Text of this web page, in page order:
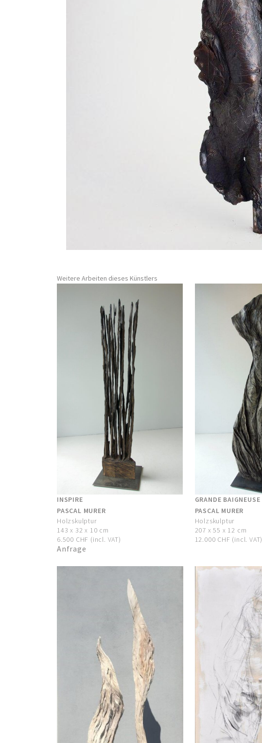
Weitere Arbeiten dieses Künstlers
INSPIRE
PASCAL MURER
Holzskulptur
143 x 32 x 10 cm
6.500 CHF (incl. VAT)
Anfrage
GRANDE BAIGNEUSE
PASCAL MURER
Holzskulptur
207 x 55 x 12 cm
12.000 CHF (incl. VAT)